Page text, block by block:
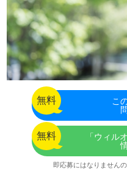
無料 こ
無料
「ウィル
即応募にはなりません